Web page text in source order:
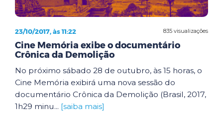
835 visualizações
23/10/2017, às 11:22
Cine Memória exibe o documentário
Crônica da Demolição
No próximo sábado 28 de outubro, às 15 horas, o
Cine Memória exibirá uma nova sessão do
documentário Crônica da Demolição (Brasil, 2017,
1h29 minu... [saiba mais]